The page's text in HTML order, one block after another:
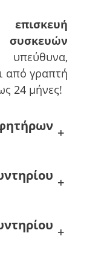
υπεύθυνα,
από γραπτή
24 μήνες!
+
+
+